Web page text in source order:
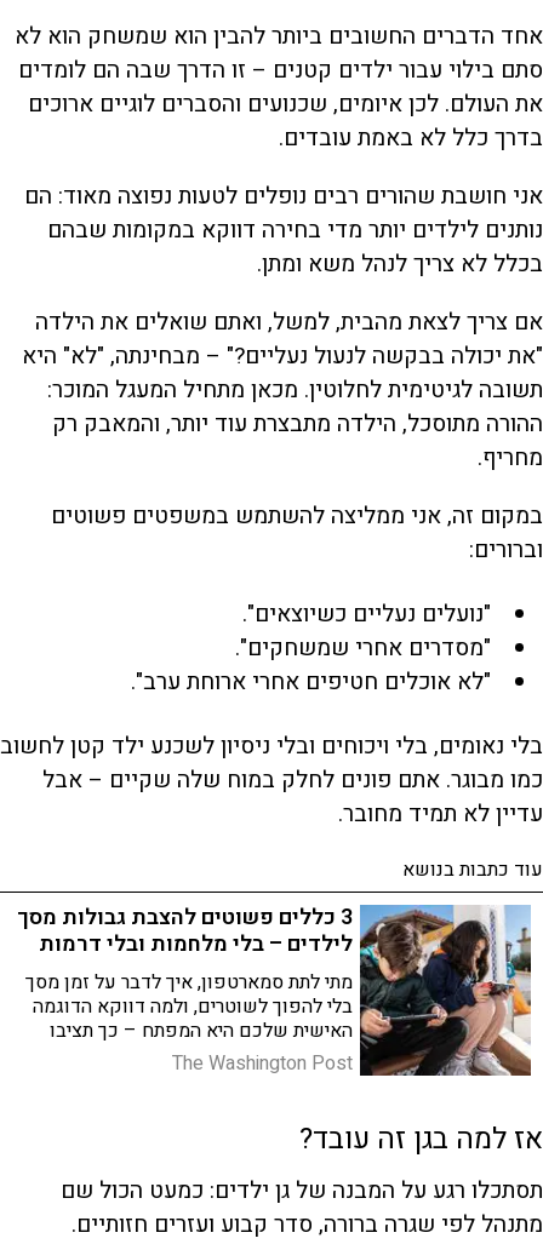
אחד הדברים החשובים ביותר להבין הוא שמשחק הוא לא
סתם בילוי עבור ילדים קטנים – זו הדרך שבה הם לומדים
את העולם. לכן איומים, שכנועים והסברים לוגיים ארוכים
בדרך כלל לא באמת עובדים.
אני חושבת שהורים רבים נופלים לטעות נפוצה מאוד: הם
נותנים לילדים יותר מדי בחירה דווקא במקומות שבהם
בכלל לא צריך לנהל משא ומתן.
אם צריך לצאת מהבית, למשל, ואתם שואלים את הילדה
"את יכולה בבקשה לנעול נעליים?" – מבחינתה, "לא" היא
תשובה לגיטימית לחלוטין. מכאן מתחיל המעגל המוכר:
ההורה מתוסכל, הילדה מתבצרת עוד יותר, והמאבק רק
מחריף.
במקום זה, אני ממליצה להשתמש במשפטים פשוטים
וברורים:
"נועלים נעליים כשיוצאים".
"מסדרים אחרי שמשחקים".
"לא אוכלים חטיפים אחרי ארוחת ערב".
בלי נאומים, בלי ויכוחים ובלי ניסיון לשכנע ילד קטן לחשוב
כמו מבוגר. אתם פונים לחלק במוח שלה שקיים – אבל
עדיין לא תמיד מחובר.
עוד כתבות בנושא
3 כללים פשוטים להצבת גבולות מסך
לילדים – בלי מלחמות ובלי דרמות
מתי לתת סמארטפון, איך לדבר על זמן מסך
בלי להפוך לשוטרים, ולמה דווקא הדוגמה
האישית שלכם היא המפתח – כך תציבו
גבולות חכמים ובריאים בבית
The Washington Post
אז למה בגן זה עובד?
תסתכלו רגע על המבנה של גן ילדים: כמעט הכול שם
מתנהל לפי שגרה ברורה, סדר קבוע ועזרים חזותיים.